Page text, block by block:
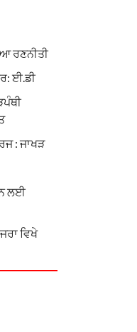
ਰਣਨੀਤੀ
ਈ.ਡੀ
: ਜਾਖੜ
ਲਈ
ਵਿਖੇ